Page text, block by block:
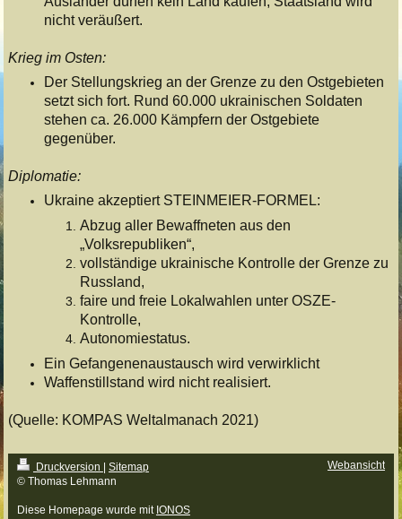
nicht veräußert.
Krieg im Osten:
Der Stellungskrieg an der Grenze zu den Ostgebieten
setzt sich fort. Rund 60.000 ukrainischen Soldaten
stehen ca. 26.000 Kämpfern der Ostgebiete
gegenüber.
Diplomatie:
Ukraine akzeptiert STEINMEIER-FORMEL:
Abzug aller Bewaffneten aus den
„Volksrepubliken“,
vollständige ukrainische Kontrolle der Grenze zu
Russland,
faire und freie Lokalwahlen unter OSZE-
Kontrolle,
Autonomiestatus.
Ein Gefangenenaustausch wird verwirklicht
Waffenstillstand wird nicht realisiert.
(Quelle: KOMPAS Weltalmanach 2021)
Druckversion | Sitemap
© Thomas Lehmann
Diese Homepage wurde mit IONOS
Webansicht